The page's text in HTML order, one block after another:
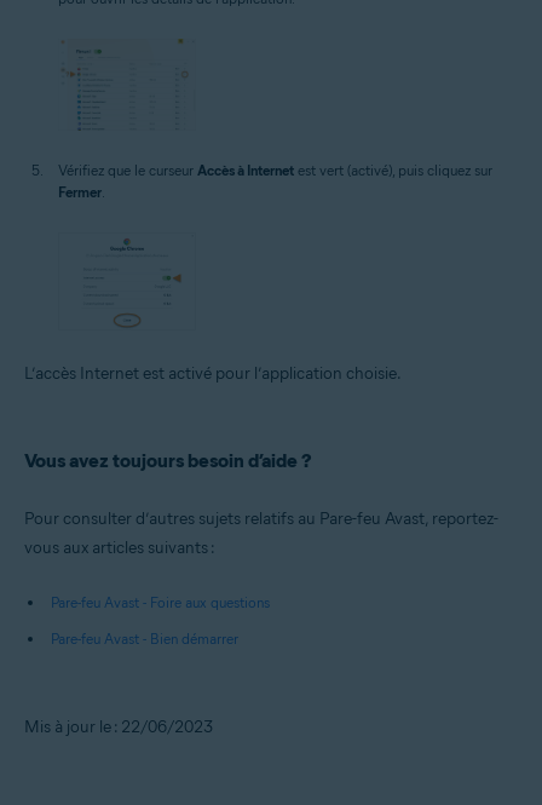
Vérifiez que le curseur Accès à Internet est vert (activé), puis cliquez sur
Fermer.
L’accès Internet est activé pour l’application choisie.
Vous avez toujours besoin d’aide ?
Pour consulter d’autres sujets relatifs au Pare-feu Avast, reportez-
vous aux articles suivants :
Pare-feu Avast - Foire aux questions
Pare-feu Avast - Bien démarrer
Mis à jour le : 22/06/2023